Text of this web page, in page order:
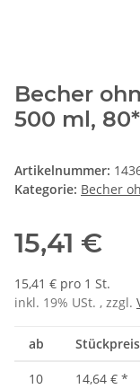
Becher
500 ml,
Artikelnummer:
Kategorie: Becher
15,41 €
15,41 € pro 1 St.
inkl. 19% USt. , zzgl.
ab
10 14,64 € *